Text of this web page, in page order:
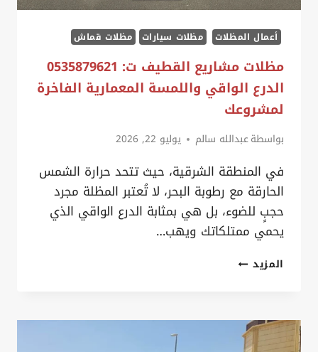
أعمال المظلات مظلات سيارات مظلات قماش
مظلات مشاريع القطيف ت: 0535879621
الدرع الواقي واللمسة المعمارية الفاخرة
لمشروعك
بواسطةعبدالله سالم يوليو 22, 2026
في المنطقة الشرقية، حيث تتحد حرارة الشمس
الحارقة مع رطوبة البحر، لا تُعتبر المظلة مجرد
حجبٍ للضوء، بل هي بمثابة الدرع الواقي الذي
يحمي ممتلكاتك ويهب…
المزيدمظلات
ت:
0535879621